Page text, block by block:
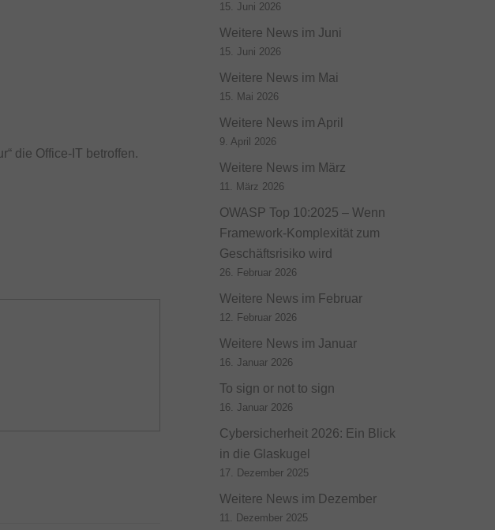
die Office-IT betroffen.
15. Juni 2026
Weitere News im Juni
15. Juni 2026
Weitere News im Mai
15. Mai 2026
Weitere News im April
9. April 2026
Weitere News im März
11. März 2026
OWASP Top 10:2025 – Wenn
Framework-Komplexität zum
Geschäftsrisiko wird
26. Februar 2026
Weitere News im Februar
12. Februar 2026
Weitere News im Januar
16. Januar 2026
To sign or not to sign
16. Januar 2026
Cybersicherheit 2026: Ein Blick
in die Glaskugel
17. Dezember 2025
Weitere News im Dezember
11. Dezember 2025